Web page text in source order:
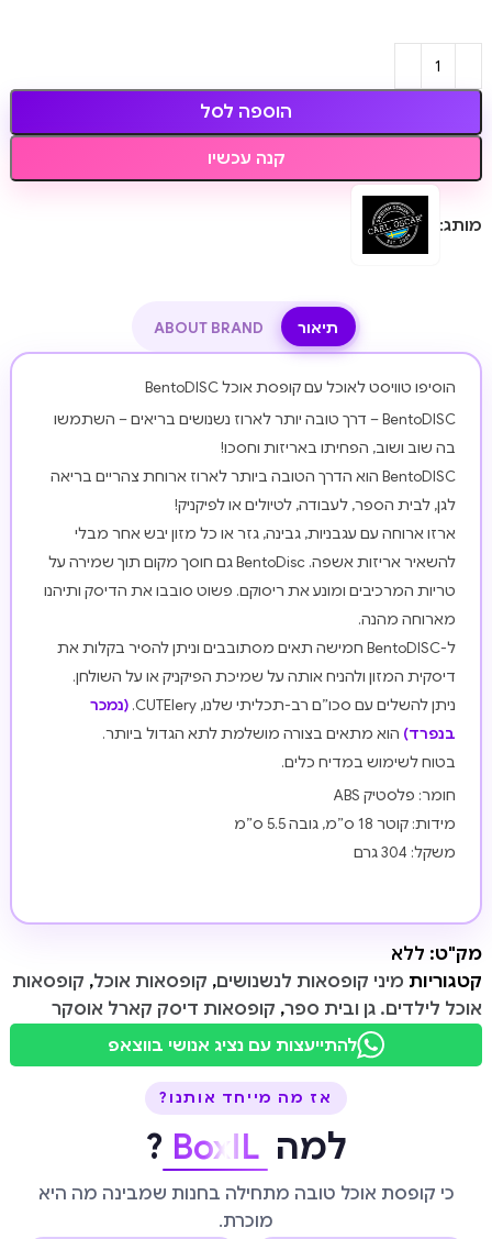
הוספה לסל
קנה עכשיו
מותג:
תיאור ABOUT BRAND
הוסיפו טוויסט לאוכל עם קופסת אוכל BentoDISC
BentoDISC – דרך טובה יותר לארוז נשנושים בריאים – השתמשו
בה שוב ושוב, הפחיתו באריזות וחסכו!
BentoDISC הוא הדרך הטובה ביותר לארוז ארוחת צהריים בריאה
לגן, לבית הספר, לעבודה, לטיולים או לפיקניק!
ארזו ארוחה עם עגבניות, גבינה, גזר או כל מזון יבש אחר מבלי
להשאיר אריזות אשפה. BentoDisc גם חוסך מקום תוך שמירה על
טריות המרכיבים ומונע את ריסוקם. פשוט סובבו את הדיסק ותיהנו
מארוחה מהנה.
ל-BentoDISC חמישה תאים מסתובבים וניתן להסיר בקלות את
דיסקית המזון ולהניח אותה על שמיכת הפיקניק או על השולחן.
ניתן להשלים עם סכו”ם רב-תכליתי שלנו, CUTElery.
(נמכר
בנפרד) הוא מתאים בצורה מושלמת לתא הגדול ביותר.
בטוח לשימוש במדיח כלים.
חומר: פלסטיק ABS
מידות: קוטר 18 ס”מ, גובה 5.5 ס”מ
משקל: 304 גרם
מק"ט: ללא
קטגוריות מיני קופסאות לנשנושים, קופסאות אוכל, קופסאות
אוכל לילדים. גן ובית ספר, קופסאות דיסק קארל אוסקר
להתייעצות עם נציג אנושי בווצאפ
אז מה מייחד אותנו?
למה BoxIL
?
כי קופסת אוכל טובה מתחילה בחנות שמבינה מה היא
מוכרת.